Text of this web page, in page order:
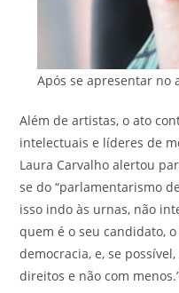
Após se apresentar no
Além de artistas, o ato
intelectuais e líderes de
Laura Carvalho alertou
se do “parlamentarismo
isso indo às urnas, não
quem é o seu candidato,
democracia, e, se
direitos e não com